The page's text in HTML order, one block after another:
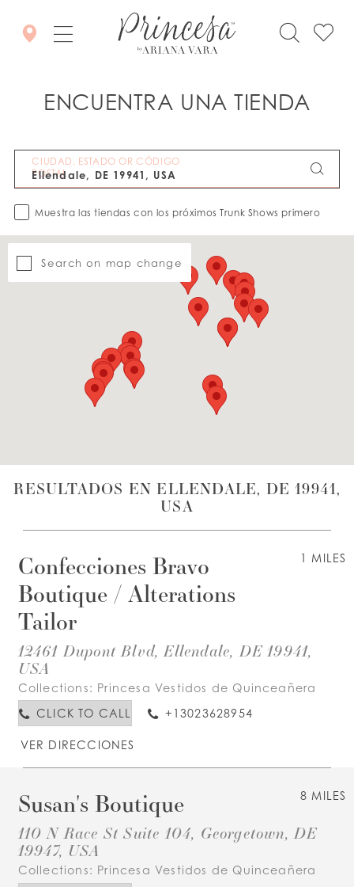
LISTA DE DESEOS
ENCUENTRA UNA TIENDA
CIUDAD, ESTADO OR CÓDIGO
POSTAL
Muestra las tiendas con los próximos Trunk Shows primero
Search on map change
RESULTADOS EN ELLENDALE, DE 19941,
USA
1 MILES
Confecciones Bravo
Boutique / Alterations
Tailor
12461 Dupont Blvd, Ellendale, DE 19941,
USA
Collections: Princesa Vestidos de Quinceañera
CLICK TO CALL
+13023628954
VER DIRECCIONES
8 MILES
Susan's Boutique
110 N Race St Suite 104, Georgetown, DE
19947, USA
Collections: Princesa Vestidos de Quinceañera